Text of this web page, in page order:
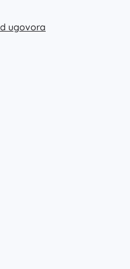
ugovora